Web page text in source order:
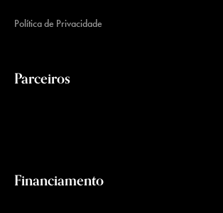
Política de Privacidade
Parceiros
Financiamento